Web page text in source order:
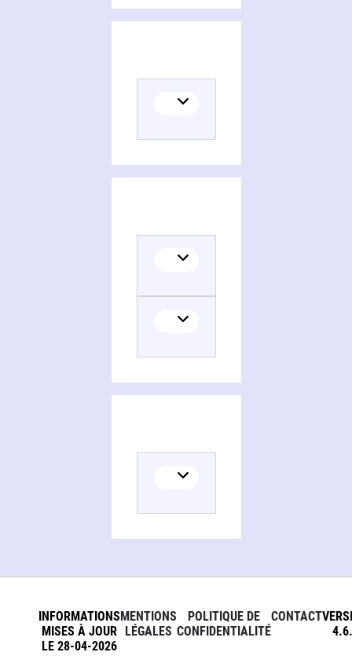
INFORMATIONS
MISES À JOUR
LE 28-04-2026
MENTIONS
LÉGALES
POLITIQUE DE
CONFIDENTIALITÉ
CONTACT